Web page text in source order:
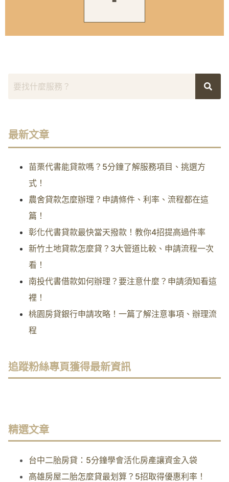
最新文章
苗栗代書能貸款嗎？5分鐘了解服務項目、挑選方
式！
農舍貸款怎麼辦理？申請條件、利率、流程都在這
篇！
彰化代書貸款最快當天撥款！教你4招提高過件率
新竹土地貸款怎麼貸？3大管道比較、申請流程一次
看！
南投代書借款如何辦理？要注意什麼？申請須知看這
裡！
桃園房貸銀行申請攻略！一篇了解注意事項、辦理流
程
追蹤粉絲專頁獲得最新資訊
精選文章
台中二胎房貸：5分鐘學會活化房產讓資金入袋
高雄房屋二胎怎麼貸最划算？5招取得優惠利率！